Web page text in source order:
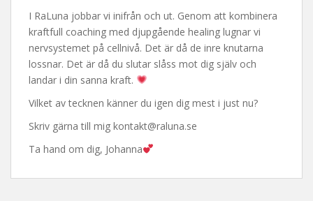
I RaLuna jobbar vi inifrån och ut. Genom att kombinera
kraftfull coaching med djupgående healing lugnar vi
nervsystemet på cellnivå. Det är då de inre knutarna
lossnar. Det är då du slutar slåss mot dig själv och
landar i din sanna kraft.
Vilket av tecknen känner du igen dig mest i just nu?
Skriv gärna till mig kontakt@raluna.se
Ta hand om dig, Johanna